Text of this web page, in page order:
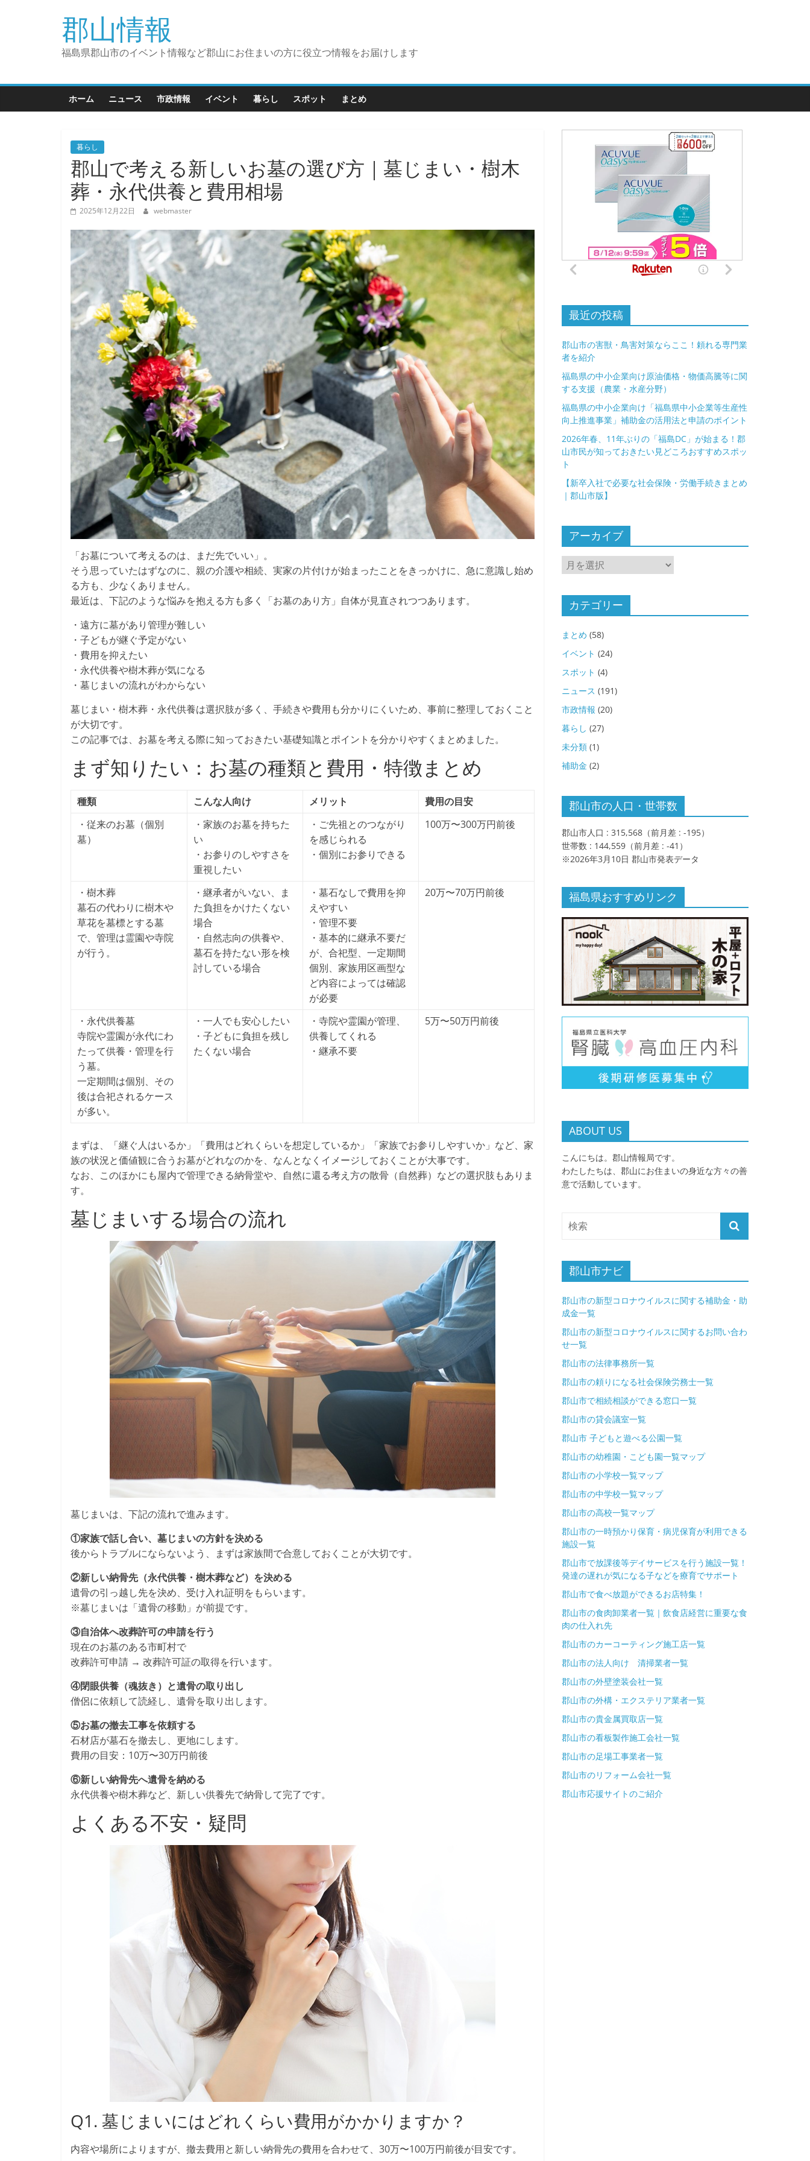
へ
キ
郡山情報
福島県郡山市のイベント情報など郡山にお住まいの方に役立つ情報をお届けします
ホーム ニュース 市政情報 イベント 暮らし スポット まとめ
暮らし
郡山で考える新しいお墓の選び方｜墓じまい・樹木
葬・永代供養と費用相場
2025年12月22日 webmaster
「お墓について考えるのは、まだ先でいい」。
そう思っていたはずなのに、親の介護や相続、実家の片付けが始まったことをきっかけに、急に意識し始め
る方も、少なくありません。
最近は、下記のような悩みを抱える方も多く「お墓のあり方」自体が見直されつつあります。
・遠方に墓があり管理が難しい
・子どもが継ぐ予定がない
・費用を抑えたい
・永代供養や樹木葬が気になる
・墓じまいの流れがわからない
墓じまい・樹木葬・永代供養は選択肢が多く、手続きや費用も分かりにくいため、事前に整理しておくこと
が大切です。
この記事では、お墓を考える際に知っておきたい基礎知識とポイントを分かりやすくまとめました。
まず知りたい：お墓の種類と費用・特徴まとめ
種類 こんな人向け メリット
費用の目安
・従来のお墓（個別
墓）
・家族のお墓を持ちた
い
・お参りのしやすさを
重視したい
・ご先祖とのつながり
を感じられる
・個別にお参りできる
100万〜300万円前後
・樹木葬
墓石の代わりに樹木や
草花を墓標とする墓
で、管理は霊園や寺院
が行う。
・継承者がいない、ま
た負担をかけたくない
場合
・自然志向の供養や、
墓石を持たない形を検
討している場合
・墓石なしで費用を抑
えやすい
・管理不要
・基本的に継承不要だ
が、合祀型、一定期間
個別、家族用区画型な
ど内容によっては確認
が必要
20万〜70万円前後
・永代供養墓
寺院や霊園が永代にわ
たって供養・管理を行
う墓。
一定期間は個別、その
後は合祀されるケース
が多い。
・一人でも安心したい
・子どもに負担を残し
たくない場合
・寺院や霊園が管理、
供養してくれる
・継承不要
5万〜50万円前後
まずは、「継ぐ人はいるか」「費用はどれくらいを想定しているか」「家族でお参りしやすいか」など、家
族の状況と価値観に合うお墓がどれなのかを、なんとなくイメージしておくことが大事です。
なお、このほかにも屋内で管理できる納骨堂や、自然に還る考え方の散骨（自然葬）などの選択肢もありま
す。
墓じまいする場合の流れ
墓じまいは、下記の流れで進みます。
①家族で話し合い、墓じまいの方針を決める
後からトラブルにならないよう、まずは家族間で合意しておくことが大切です。
②新しい納骨先（永代供養・樹木葬など）を決める
遺骨の引っ越し先を決め、受け入れ証明をもらいます。
※墓じまいは「遺骨の移動」が前提です。
③自治体へ改葬許可の申請を行う
現在のお墓のある市町村で
改葬許可申請 → 改葬許可証の取得を行います。
④閉眼供養（魂抜き）と遺骨の取り出し
僧侶に依頼して読経し、遺骨を取り出します。
⑤お墓の撤去工事を依頼する
石材店が墓石を撤去し、更地にします。
費用の目安：10万〜30万円前後
⑥新しい納骨先へ遺骨を納める
永代供養や樹木葬など、新しい供養先で納骨して完了です。
よくある不安・疑問
Q1. 墓じまいにはどれくらい費用がかかりますか？
内容や場所によりますが、撤去費用と新しい納骨先の費用を合わせて、30万〜100万円前後が目安です。
最近の投稿
郡山市の害獣・鳥害対策ならここ！頼れる専門業
者を紹介
福島県の中小企業向け原油価格・物価高騰等に関
する支援（農業・水産分野）
福島県の中小企業向け「福島県中小企業等生産性
向上推進事業」補助金の活用法と申請のポイント
2026年春、11年ぶりの「福島DC」が始まる！郡
山市民が知っておきたい見どころおすすめスポッ
ト
【新卒入社で必要な社会保険・労働手続きまとめ
｜郡山市版】
アーカイブ
ア
ー
ブ
カテゴリー
まとめ (58)
イベント (24)
スポット (4)
ニュース (191)
市政情報 (20)
暮らし (27)
未分類 (1)
補助金 (2)
郡山市の人口・世帯数
郡山市人口 : 315,568（前月差 : -195）
世帯数 : 144,559（前月差 : -41）
※2026年3月10日 郡山市発表データ
福島県おすすめリンク
ABOUT US
こんにちは。郡山情報局です。
わたしたちは、郡山にお住まいの身近な方々の善
意で活動しています。
郡山市ナビ
郡山市の新型コロナウイルスに関する補助金・助
成金一覧
郡山市の新型コロナウイルスに関するお問い合わ
せ一覧
郡山市の法律事務所一覧
郡山市の頼りになる社会保険労務士一覧
郡山市で相続相談ができる窓口一覧
郡山市の貸会議室一覧
郡山市 子どもと遊べる公園一覧
郡山市の幼稚園・こども園一覧マップ
郡山市の小学校一覧マップ
郡山市の中学校一覧マップ
郡山市の高校一覧マップ
郡山市の一時預かり保育・病児保育が利用できる
施設一覧
郡山市で放課後等デイサービスを行う施設一覧！
発達の遅れが気になる子などを療育でサポート
郡山市で食べ放題ができるお店特集！
郡山市の食肉卸業者一覧｜飲食店経営に重要な食
肉の仕入れ先
郡山市のカーコーティング施工店一覧
郡山市の法人向け 清掃業者一覧
郡山市の外壁塗装会社一覧
郡山市の外構・エクステリア業者一覧
郡山市の貴金属買取店一覧
郡山市の看板製作施工会社一覧
郡山市の足場工事業者一覧
郡山市のリフォーム会社一覧
郡山市応援サイトのご紹介